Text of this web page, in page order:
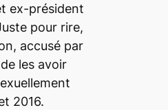
ex-président
pour rire,
accusé par
les avoir
2016.